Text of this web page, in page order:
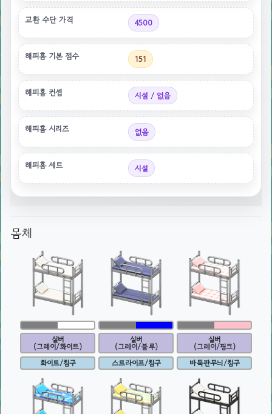
교환 수단 가격 4500
해피홈 기본 점수 151
해피홈 컨셉 시설 / 없음
해피홈 시리즈 없음
해피홈 세트 시설
몸체
실버
(그레이/화이트)
화이트/침구
실버
(그레이/블루)
스트라이프/침구
실버
(그레이/핑크)
바둑판무늬/침구